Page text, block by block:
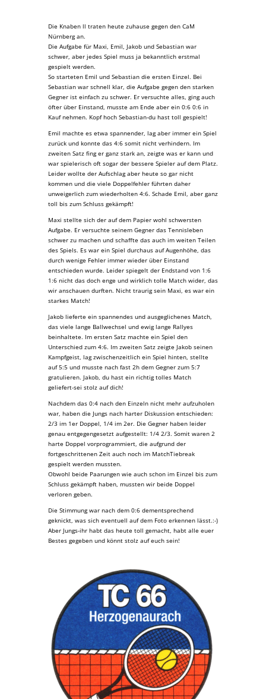
Die Knaben ll traten heute zuhause gegen den CaM
Nürnberg an.
Die Aufgabe für Maxi, Emil, Jakob und Sebastian war
schwer, aber jedes Spiel muss ja bekanntlich erstmal
gespielt werden.
So starteten Emil und Sebastian die ersten Einzel. Bei
Sebastian war schnell klar, die Aufgabe gegen den starken
Gegner ist einfach zu schwer. Er versuchte alles, ging auch
öfter über Einstand, musste am Ende aber ein 0:6 0:6 in
Kauf nehmen. Kopf hoch Sebastian-du hast toll gespielt!
Emil machte es etwa spannender, lag aber immer ein Spiel
zurück und konnte das 4:6 somit nicht verhindern. Im
zweiten Satz fing er ganz stark an, zeigte was er kann und
war spielerisch oft sogar der bessere Spieler auf dem Platz.
Leider wollte der Aufschlag aber heute so gar nicht
kommen und die viele Doppelfehler führten daher
unweigerlich zum wiederholten 4:6. Schade Emil, aber ganz
toll bis zum Schluss gekämpft!
Maxi stellte sich der auf dem Papier wohl schwersten
Aufgabe. Er versuchte seinem Gegner das Tennisleben
schwer zu machen und schaffte das auch im weiten Teilen
des Spiels. Es war ein Spiel durchaus auf Augenhöhe, das
durch wenige Fehler immer wieder über Einstand
entschieden wurde. Leider spiegelt der Endstand von 1:6
1:6 nicht das doch enge und wirklich tolle Match wider, das
wir anschauen durften. Nicht traurig sein Maxi, es war ein
starkes Match!
Jakob lieferte ein spannendes und ausgeglichenes Match,
das viele lange Ballwechsel und ewig lange Rallyes
beinhaltete. Im ersten Satz machte ein Spiel den
Unterschied zum 4:6. Im zweiten Satz zeigte Jakob seinen
Kampfgeist, lag zwischenzeitlich ein Spiel hinten, stellte
auf 5:5 und musste nach fast 2h dem Gegner zum 5:7
gratulieren. Jakob, du hast ein richtig tolles Match
geliefert-sei stolz auf dich!
Nachdem das 0:4 nach den Einzeln nicht mehr aufzuholen
war, haben die Jungs nach harter Diskussion entschieden:
2/3 im 1er Doppel, 1/4 im 2er. Die Gegner haben leider
genau entgegengesetzt aufgestellt: 1/4 2/3. Somit waren 2
harte Doppel vorprogrammiert, die aufgrund der
fortgeschrittenen Zeit auch noch im MatchTiebreak
gespielt werden mussten.
Obwohl beide Paarungen wie auch schon im Einzel bis zum
Schluss gekämpft haben, mussten wir beide Doppel
verloren geben.
Die Stimmung war nach dem 0:6 dementsprechend
geknickt, was sich eventuell auf dem Foto erkennen lässt.:-)
Aber Jungs-ihr habt das heute toll gemacht, habt alle euer
Bestes gegeben und könnt stolz auf euch sein!